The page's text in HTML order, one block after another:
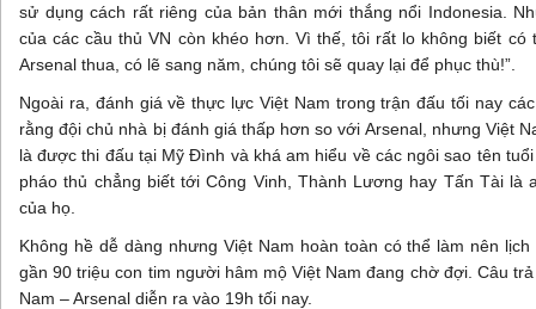
sử dụng cách rất riêng của bản thân mới thắng nổi Indonesia.
của các cầu thủ VN còn khéo hơn. Vì thế, tôi rất lo không biết có
Arsenal thua, có lẽ sang năm, chúng tôi sẽ quay lại để phục thù!”.
Ngoài ra, đánh giá về thực lực Việt Nam trong trận đấu tối nay
rằng đội chủ nhà bị đánh giá thấp hơn so với Arsenal, nhưng Việt
là được thi đấu tại Mỹ Đình và khá am hiểu về các ngôi sao tên
pháo thủ chẳng biết tới Công Vinh, Thành Lương hay Tấn Tài là
của họ.
Không hề dễ dàng nhưng Việt Nam hoàn toàn có thể làm nên
gần 90 triệu con tim người hâm mộ Việt Nam đang chờ đợi. Câu
Nam – Arsenal diễn ra vào 19h tối nay.